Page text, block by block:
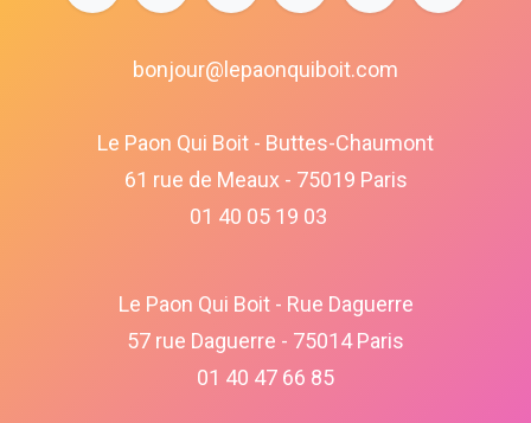
bonjour@lepaonquiboit.com
Le Paon Qui Boit - Buttes-Chaumont
61 rue de Meaux - 75019 Paris
01 40 05 19 03
Le Paon Qui Boit - Rue Daguerre
57 rue Daguerre - 75014 Paris
01 40 47 66 85